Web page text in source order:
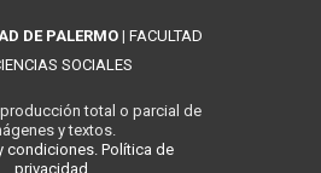
DE PALERMO| FACULTAD
SOCIALES
total o parcial de
y textos.
condiciones. Política de
privacidad